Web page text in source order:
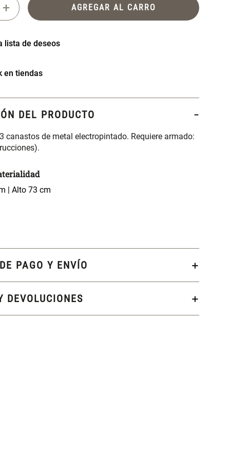
+ AGREGAR AL CARRO
en tiendas
DEL PRODUCTO
canastos de metal electropintado. Requiere armado:
| Alto 73 cm
PAGO Y ENVÍO
DEVOLUCIONES